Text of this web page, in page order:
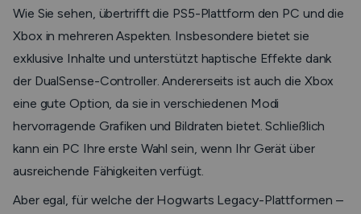
Wie Sie sehen, übertrifft die PS5-Plattform den PC und die
Xbox in mehreren Aspekten. Insbesondere bietet sie
exklusive Inhalte und unterstützt haptische Effekte dank
der DualSense-Controller. Andererseits ist auch die Xbox
eine gute Option, da sie in verschiedenen Modi
hervorragende Grafiken und Bildraten bietet. Schließlich
kann ein PC Ihre erste Wahl sein, wenn Ihr Gerät über
ausreichende Fähigkeiten verfügt.
Aber egal, für welche der Hogwarts Legacy-Plattformen –